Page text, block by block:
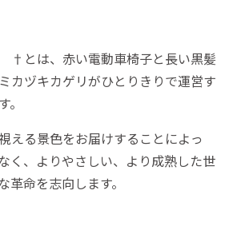
とは、赤い電動車椅子と長い黒髪
カヅキカゲリがひとりきりで運営す
える景色をお届けすることによっ
く、よりやさしい、より成熟した世
革命を志向します。